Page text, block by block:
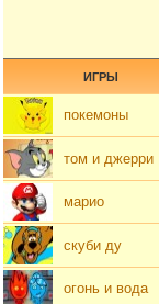
ИГРЫ
покемоны
том и джерри
марио
скуби ду
огонь и вода